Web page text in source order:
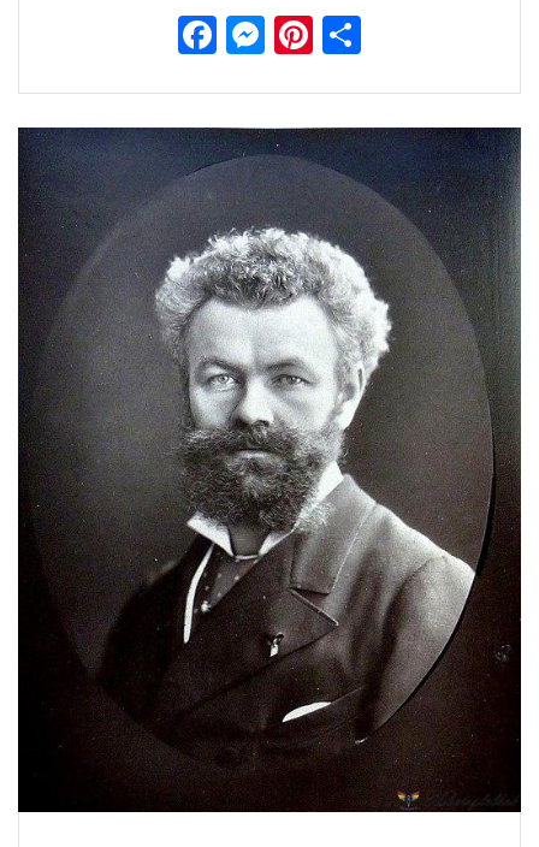
F
e
b
o
o
k
M
ss
e
n
g
er
Pi
er
e
st
za
m
e
g